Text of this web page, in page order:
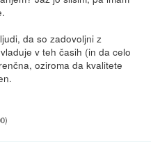
da so zadovoljni z
v teh časih (in da celo
oziroma da kvalitete
)